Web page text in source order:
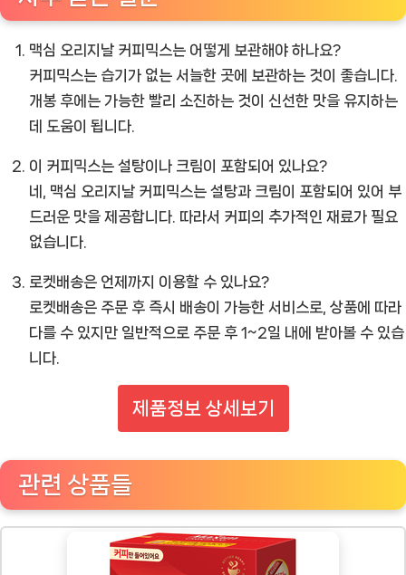
맥심 오리지날 커피믹스는 어떻게 보관해야 하나요?
커피믹스는 습기가 없는 서늘한 곳에 보관하는 것이 좋습니다.
개봉 후에는 가능한 빨리 소진하는 것이 신선한 맛을 유지하는
데 도움이 됩니다.
이 커피믹스는 설탕이나 크림이 포함되어 있나요?
네, 맥심 오리지날 커피믹스는 설탕과 크림이 포함되어 있어 부
드러운 맛을 제공합니다. 따라서 커피의 추가적인 재료가 필요
없습니다.
로켓배송은 언제까지 이용할 수 있나요?
로켓배송은 주문 후 즉시 배송이 가능한 서비스로, 상품에 따라
다를 수 있지만 일반적으로 주문 후 1~2일 내에 받아볼 수 있습
니다.
제품정보 상세보기
관련 상품들